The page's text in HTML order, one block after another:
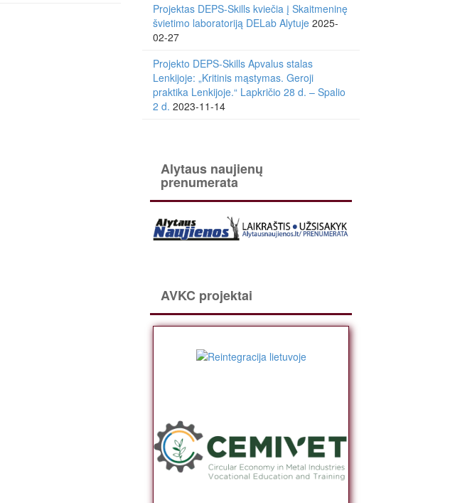
Projektas DEPS-Skills kviečia į Skaitmeninę
švietimo laboratoriją DELab Alytuje 2025-
02-27
Projekto DEPS-Skills Apvalus stalas
Lenkijoje: „Kritinis mąstymas. Geroji
praktika Lenkijoje.“ Lapkričio 28 d. – Spalio
2 d. 2023-11-14
Alytaus naujienų
prenumerata
AVKC projektai